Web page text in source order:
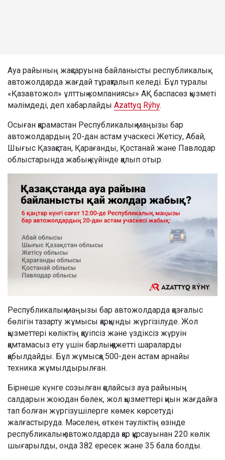
Ауа райының жақсаруына байланысты республикалық
автожолдарда жағдай тұрақталып келеді. Бұл туралы
«Қазавтожол» ұлттық компаниясы» АҚ баспасөз қызметі
мәлімдеді, деп хабарлайды Azattyq Rýhy.
Осыған қарамастан Республикалық маңызы бар
автожолдардың 20-дан астам учаскесі Жетісу, Абай,
Шығыс Қазақстан, Қарағанды, Қостанай және Павлодар
облыстарында жабық күйінде қалып отыр.
Республикалық маңызы бар автожолдарда қозғалыс
бөлігін тазарту жұмысы қарқынды жүргізілуде. Жол
қызметтері көліктің қауіпсіз және үздіксіз жүруін
қамтамасыз ету үшін барлық қажетті шараларды
қабылдайды. Бұл жұмысқа 500-ден астам арнайы
техника жұмылдырылған.
Бірнеше күнге созылған қолайсыз ауа райының
салдарын жоюдан бөлек, жол қызметтері қиын жағдайға
тап болған жүргізушілерге көмек көрсетуді
жалғастыруда. Мәселен, өткен тәуліктің өзінде
республикалық автожолдарда қар құрсауынан 220 көлік
шығарылды, онда 382 ересек және 35 бала болды.